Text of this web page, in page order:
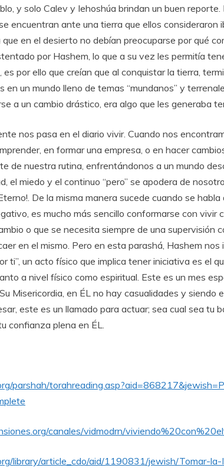
y solo Calev y Iehoshúa brindan un buen
encuentran ante una tierra que ellos consideraron
en el desierto no debían preocuparse por qué
por Hashem, lo que a su vez les permitía
es por ello que creían que al conquistar la tierra,
en un mundo lleno de temas “mundanos” y
a un cambio drástico, era algo que les generaba
nos pasa en el diario vivir. Cuando nos
en formar una empresa, o en hacer
de nuestra rutina, enfrentándonos a un mundo
el miedo y el continuo “pero” se apodera de
De la misma manera sucede cuando se habla
es mucho más sencillo conformarse con vivir
o que se necesita siempre de una supervisión
en el mismo. Pero en esta parashá, Hashem
ti”, un acto físico que implica tener iniciativa es el
a nivel físico como espiritual. Este es un mes
Misericordia, en ÉL no hay casualidades y siendo
este es un llamado para actuar; sea cual sea tu
confianza plena en ÉL.
parshah/
canales/vidmodrn/
library/article_cdo/aid/1190831/jewish/Tomar-la-